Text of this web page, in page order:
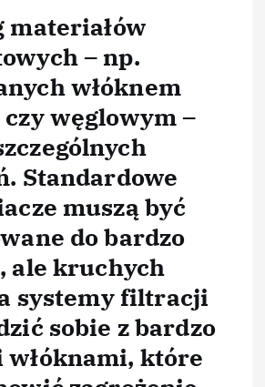
materiałów
– np.
włóknem
węglowym –
Standardowe
muszą być
do bardzo
ale kruchych
systemy filtracji
sobie z bardzo
które